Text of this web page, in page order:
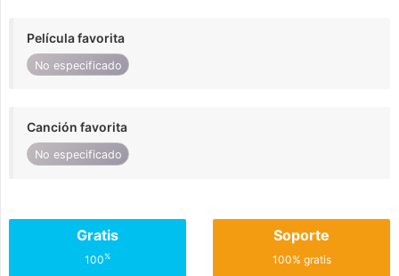
Película favorita
No especificado
Canción favorita
No especificado
Gratis
100%
Soporte
100% gratis